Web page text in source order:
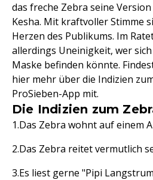
das freche Zebra seine
Kesha. Mit kraftvoller Stimme
Herzen des Publikums. Im
allerdings Uneinigkeit, wer
Maske befinden könnte.
hier mehr über die Indizien
ProSieben-App mit.
Die Indizien zum
Das Zebra wohnt auf einem
Das Zebra reitet vermutlich
Es liest gerne "Pipi